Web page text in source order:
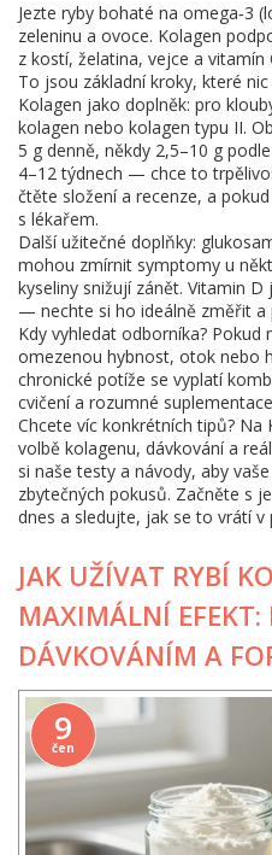
Jezte ryby bohaté na omega‑3
zeleninu a ovoce. Kolagen
z kostí, želatina, vejce a
To jsou základní kroky, které
Kolagen jako doplněk: pro
kolagen nebo kolagen typu II.
5 g denně, někdy 2,5–10 g
4–12 týdnech — chce to
čtěte složení a recenze, a
s lékařem.
Další užitečné doplňky:
mohou zmírnit symptomy u
kyseliny snižují zánět. Vitamin
— nechte si ho ideálně změřit
Kdy vyhledat odborníka?
omezenou hybnost, otok nebo
chronické potíže se vyplatí
cvičení a rozumné
Chcete víc konkrétních tipů? Na
volbě kolagenu, dávkování a
si naše testy a návody, aby
zbytečných pokusů. Začněte s
dnes a sledujte, jak se to vrátí v
JAK UŽÍVAT RYBÍ
MAXIMÁLNÍ EFEKT:
DÁVKOVÁNÍM A
9
čen